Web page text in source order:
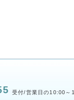
受付/営業日の10:00～